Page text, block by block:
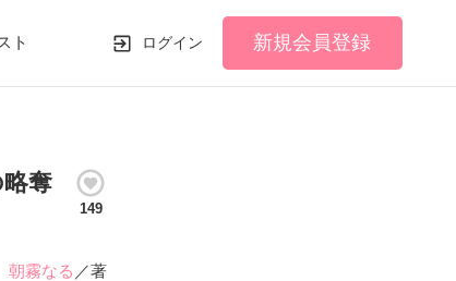
ト ログイン 新規会員登録
奪
149
朝霧なる ／著